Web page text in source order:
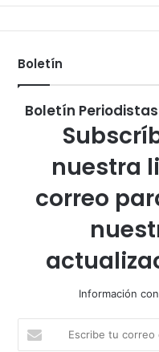
Boletín
Boletín
nuestra
correo
Información
tu